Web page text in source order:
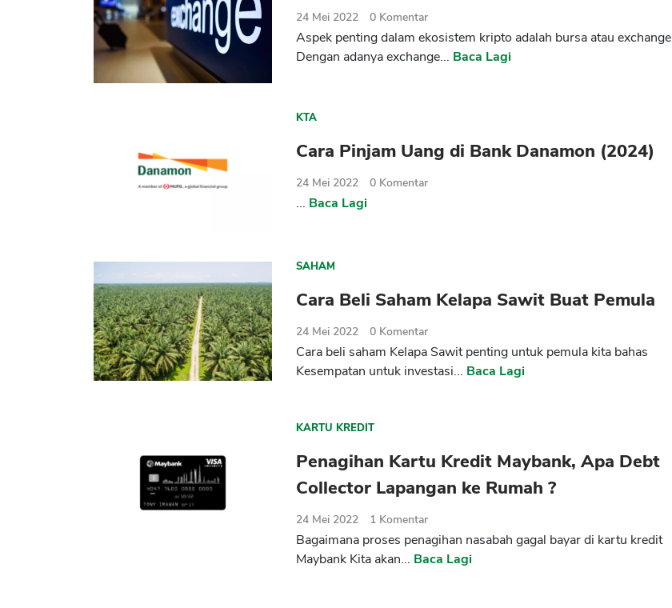
24 Mei 2022 0 Komentar
Aspek penting dalam ekosistem kripto adalah bursa atau exchange
Dengan adanya exchange... Baca Lagi
KTA
Cara Pinjam Uang di Bank Danamon (2024)
24 Mei 2022 0 Komentar
... Baca Lagi
SAHAM
Cara Beli Saham Kelapa Sawit Buat Pemula
24 Mei 2022 0 Komentar
Cara beli saham Kelapa Sawit penting untuk pemula kita bahas
Kesempatan untuk investasi... Baca Lagi
KARTU KREDIT
Penagihan Kartu Kredit Maybank, Apa Debt
Collector Lapangan ke Rumah ?
24 Mei 2022 1 Komentar
Bagaimana proses penagihan nasabah gagal bayar di kartu kredit
Maybank Kita akan... Baca Lagi